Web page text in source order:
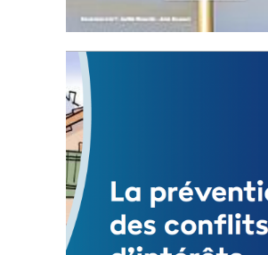
Statut de l’élu local
3 avril 2024
Mise à jour avril 2024
FEUILLETER